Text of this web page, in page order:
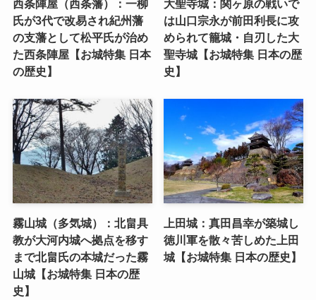
西条陣屋（西条藩）：一柳
氏が3代で改易され紀州藩
の支藩として松平氏が治め
た西条陣屋【お城特集 日本
の歴史】
大聖寺城：関ヶ原の戦いで
は山口宗永が前田利長に攻
められて籠城・自刃した大
聖寺城【お城特集 日本の歴
史】
霧山城（多気城）：北畠具
教が大河内城へ拠点を移す
まで北畠氏の本城だった霧
山城【お城特集 日本の歴
史】
上田城：真田昌幸が築城し
徳川軍を散々苦しめた上田
城【お城特集 日本の歴史】